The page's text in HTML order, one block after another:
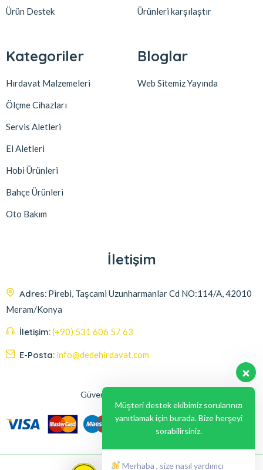
Ürün Destek Ürünleri karşılaştır
Kategoriler
Hırdavat Malzemeleri
Ölçme Cihazları
Servis Aletleri
El Aletleri
Hobi Ürünleri
Bahçe Ürünleri
Oto Bakım
Bloglar
Web Sitemiz Yayında
İletişim
Adres: Pirebi, Taşcami Uzunharmanlar Cd NO:114/A, 42010
Meram/Konya
İletişim:(+90) 531 606 57 63
E-Posta: info@dedehirdavat.com
Güvenli Ödeme Seçenekleri
Müşteri destek ekibimiz sorularınızı
yanıtlamak için burada. Bize herşeyi
sorabilirsiniz.
Merhaba , size nasıl yardımcı